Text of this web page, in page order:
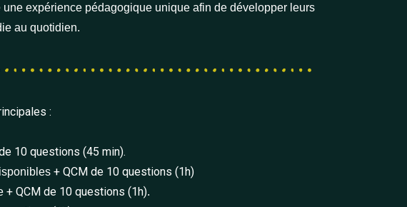
expérience pédagogique unique afin de développer leurs
au quotidien.
:
10 questions (45 min).
+ QCM de 10 questions (1h)
+ QCM de 10 questions (1h).